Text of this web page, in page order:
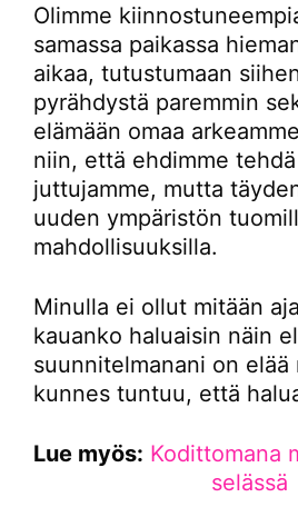
Olimme
samassa paikassa
aikaa, tutustumaan
pyrähdystä paremmin
elämään omaa
niin, että ehdimme
juttujamme, mutta
uuden ympäristön
mahdollisuuksilla.
Minulla ei ollut mitään
kauanko haluaisin näin
suunnitelmanani on
kunnes tuntuu, että
Lue myös: Kodittomana
selässä